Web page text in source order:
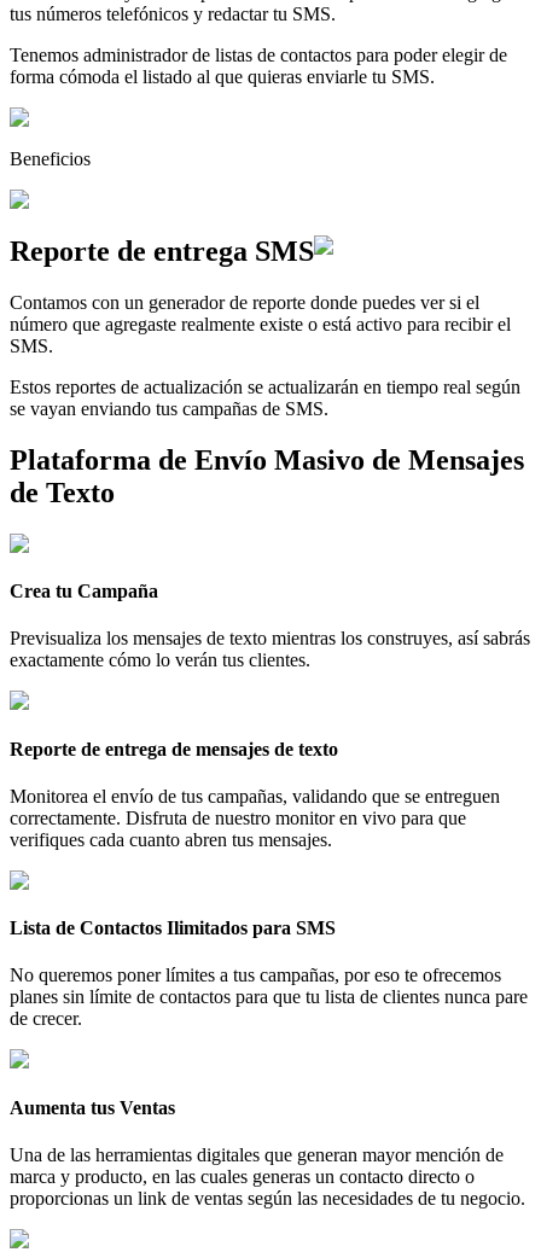
tus números telefónicos y redactar tu SMS.
Tenemos administrador de listas de contactos para poder elegir de
forma cómoda el listado al que quieras enviarle tu SMS.
Beneficios
Reporte de entrega SMS
Contamos con un generador de reporte donde puedes ver si el
número que agregaste realmente existe o está activo para recibir el
SMS.
Estos reportes de actualización se actualizarán en tiempo real según
se vayan enviando tus campañas de SMS.
Plataforma de Envío Masivo de Mensajes
de Texto
Crea tu Campaña
Previsualiza los mensajes de texto mientras los construyes, así sabrás
exactamente cómo lo verán tus clientes.
Reporte de entrega de mensajes de texto
Monitorea el envío de tus campañas, validando que se entreguen
correctamente. Disfruta de nuestro monitor en vivo para que
verifiques cada cuanto abren tus mensajes.
Lista de Contactos Ilimitados para SMS
No queremos poner límites a tus campañas, por eso te ofrecemos
planes sin límite de contactos para que tu lista de clientes nunca pare
de crecer.
Aumenta tus Ventas
Una de las herramientas digitales que generan mayor mención de
marca y producto, en las cuales generas un contacto directo o
proporcionas un link de ventas según las necesidades de tu negocio.